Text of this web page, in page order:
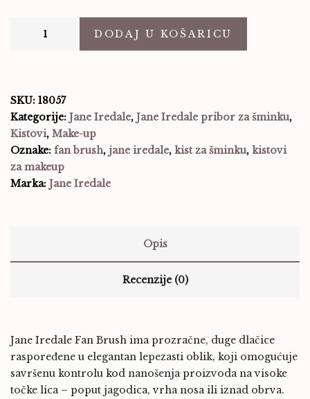
DODAJ U KOŠARICU
SKU: 18057
Kategorije: Jane Iredale, Jane Iredale pribor za šminku,
Kistovi, Make-up
Oznake: fan brush, jane iredale, kist za šminku, kistovi
za makeup
Marka: Jane Iredale
Opis
Recenzije (0)
Jane Iredale Fan Brush ima prozračne, duge dlačice
raspoređene u elegantan lepezasti oblik, koji omogućuje
savršenu kontrolu kod nanošenja proizvoda na visoke
točke lica – poput jagodica, vrha nosa ili iznad obrva.